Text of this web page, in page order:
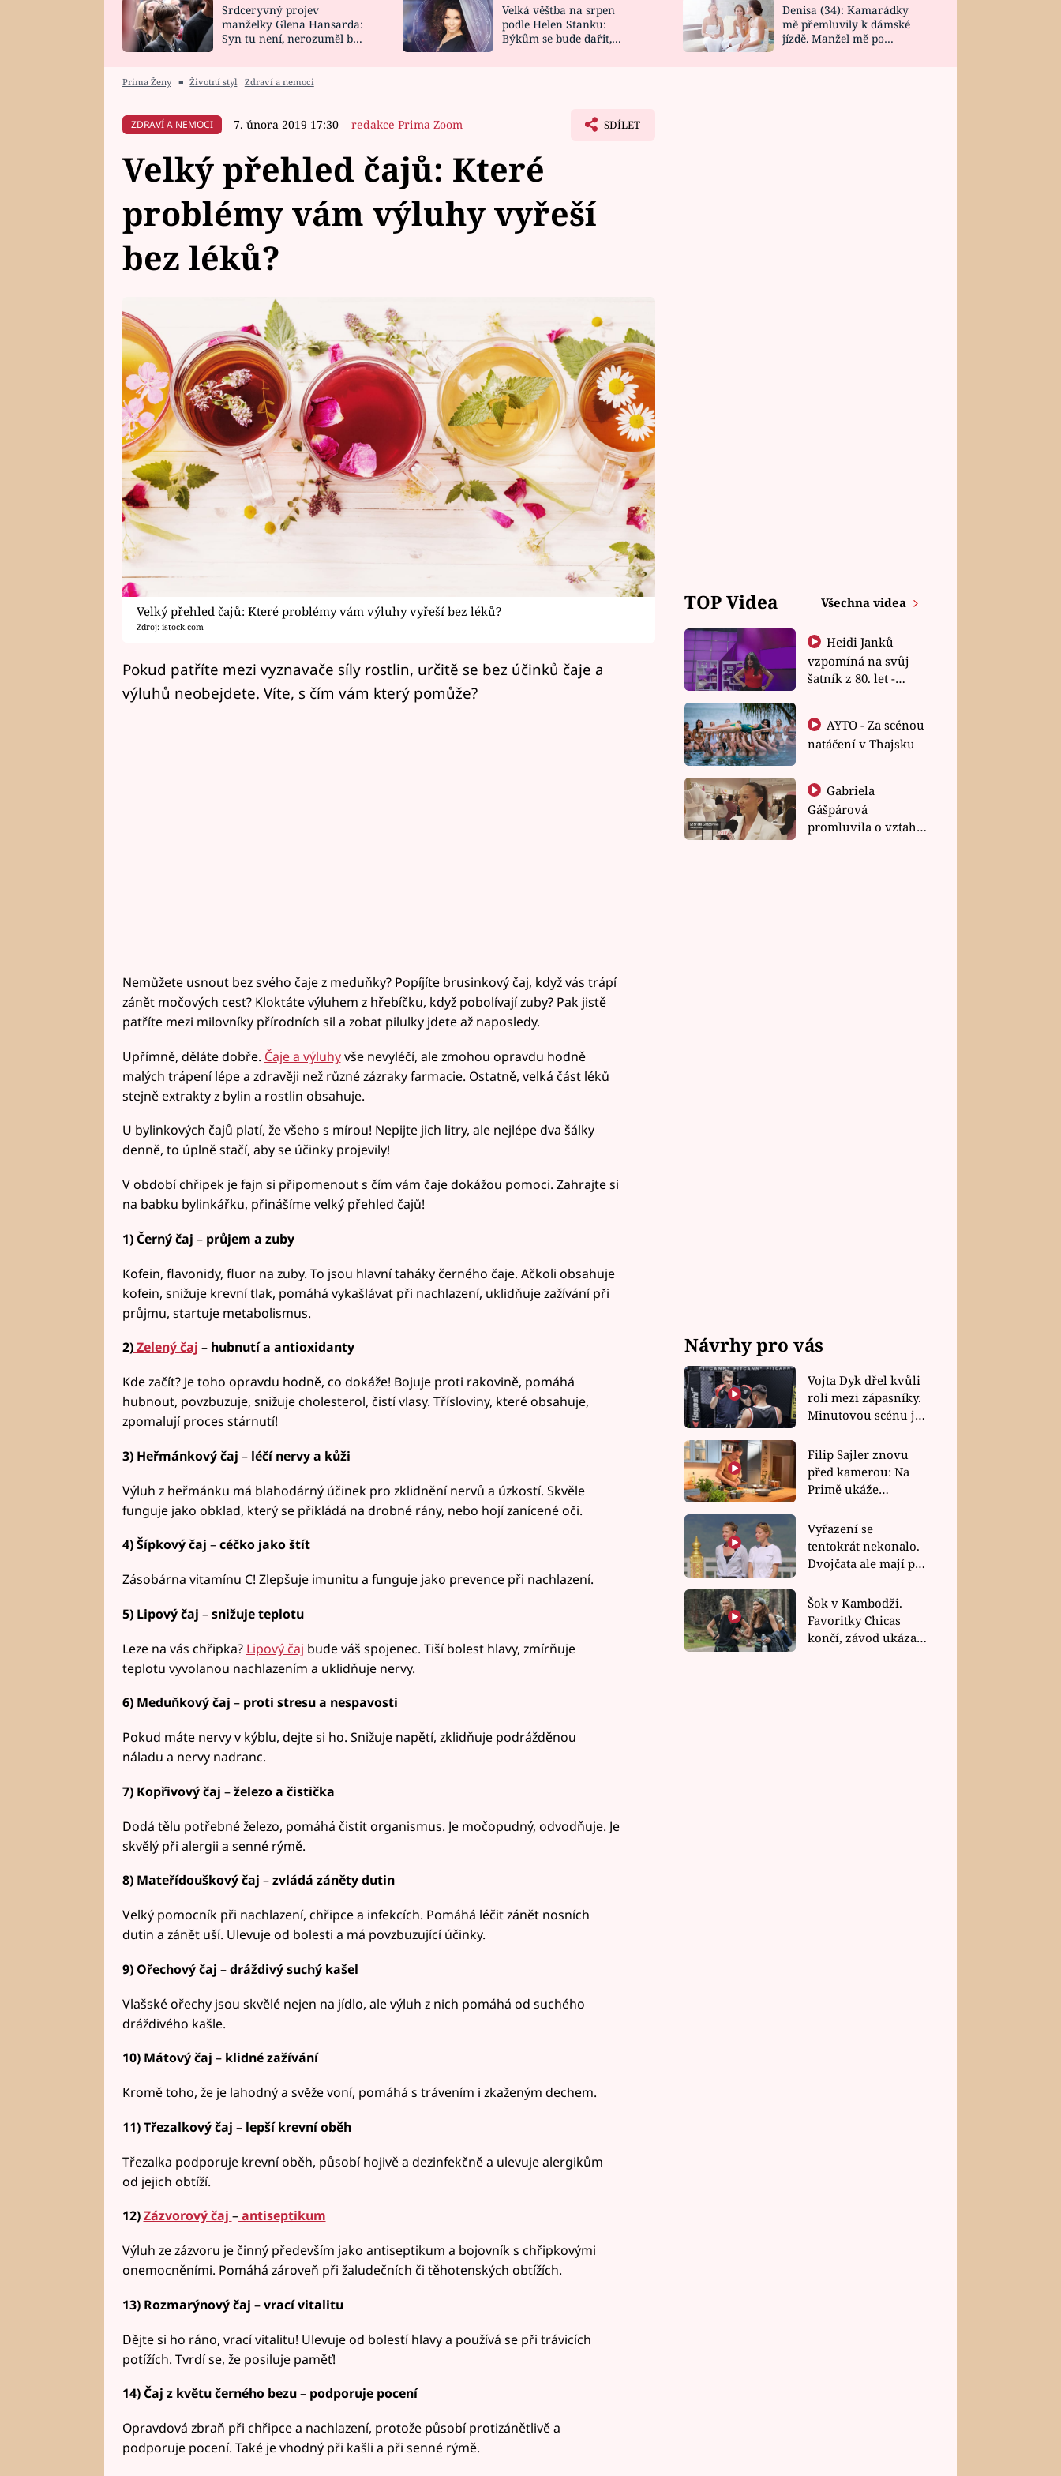
HOROSKOP NA
CELEBRITY
VAŘENÍ
NOVINKY
VIDEORECEPTY
DESIGN
Srdceryvný projev
manželky Glena Hansarda:
Syn tu není, nerozuměl by
Velká věštba na srpen
podle Helen Stanku:
Býkům se bude dařit,
Denisa (34): Kamarádky
mě přemluvily k dámské
jízdě. Manžel mě po
Prima Ženy ■ Životní styl Zdraví a nemoci
ZDRAVÍ A NEMOCI 7. února 2019 17:30 redakce Prima Zoom SDÍLET
Velký přehled čajů: Které
problémy vám výluhy vyřeší
bez léků?
Velký přehled čajů: Které problémy vám výluhy vyřeší bez léků?
Zdroj: istock.com
Pokud patříte mezi vyznavače síly rostlin, určitě se bez účinků čaje a
výluhů neobejdete. Víte, s čím vám který pomůže?
Nemůžete usnout bez svého čaje z meduňky? Popíjíte brusinkový čaj, když vás trápí
zánět močových cest? Kloktáte výluhem z hřebíčku, když pobolívají zuby? Pak jistě
patříte mezi milovníky přírodních sil a zobat pilulky jdete až naposledy.
Upřímně, děláte dobře. Čaje a výluhyvše nevyléčí, ale zmohou opravdu hodně
malých trápení lépe a zdravěji než různé zázraky farmacie. Ostatně, velká část léků
stejně extrakty z bylin a rostlin obsahuje.
U bylinkových čajů platí, že všeho s mírou! Nepijte jich litry, ale nejlépe dva šálky
denně, to úplně stačí, aby se účinky projevily!
V období chřipek je fajn si připomenout s čím vám čaje dokážou pomoci. Zahrajte si
na babku bylinkářku, přinášíme velký přehled čajů!
1) Černý čaj –průjem a zuby
Kofein, flavonidy, fluor na zuby. To jsou hlavní taháky černého čaje. Ačkoli obsahuje
kofein, snižuje krevní tlak, pomáhá vykašlávat při nachlazení, uklidňuje zažívání při
průjmu, startuje metabolismus.
2)Zelený čaj –hubnutí a antioxidanty
Kde začít? Je toho opravdu hodně, co dokáže! Bojuje proti rakovině, pomáhá
hubnout, povzbuzuje, snižuje cholesterol, čistí vlasy. Třísloviny, které obsahuje,
zpomalují proces stárnutí!
3) Heřmánkový čaj –léčí nervy a kůži
Výluh z heřmánku má blahodárný účinek pro zklidnění nervů a úzkostí. Skvěle
funguje jako obklad, který se přikládá na drobné rány, nebo hojí zanícené oči.
4) Šípkový čaj –céčko jako štít
Zásobárna vitamínu C! Zlepšuje imunitu a funguje jako prevence při nachlazení.
5) Lipový čaj –snižuje teplotu
Leze na vás chřipka? Lipový čaj bude váš spojenec. Tiší bolest hlavy, zmírňuje
teplotu vyvolanou nachlazením a uklidňuje nervy.
6) Meduňkový čaj –proti stresu a nespavosti
Pokud máte nervy v kýblu, dejte si ho. Snižuje napětí, zklidňuje podrážděnou
náladu a nervy nadranc.
7) Kopřivový čaj –železo a čistička
Dodá tělu potřebné železo, pomáhá čistit organismus. Je močopudný, odvodňuje. Je
skvělý při alergii a senné rýmě.
8) Mateřídouškový čaj –zvládá záněty dutin
Velký pomocník při nachlazení, chřipce a infekcích. Pomáhá léčit zánět nosních
dutin a zánět uší. Ulevuje od bolesti a má povzbuzující účinky.
9) Ořechový čaj –dráždivý suchý kašel
Vlašské ořechy jsou skvělé nejen na jídlo, ale výluh z nich pomáhá od suchého
dráždivého kašle.
10) Mátový čaj –klidné zažívání
Kromě toho, že je lahodný a svěže voní, pomáhá s trávením i zkaženým dechem.
11) Třezalkový čaj –lepší krevní oběh
Třezalka podporuje krevní oběh, působí hojivě a dezinfekčně a ulevuje alergikům
od jejich obtíží.
12)Zázvorový čaj –antiseptikum
Výluh ze zázvoru je činný především jako antiseptikum a bojovník s chřipkovými
onemocněními. Pomáhá zároveň při žaludečních či těhotenských obtížích.
13) Rozmarýnový čaj –vrací vitalitu
Dějte si ho ráno, vrací vitalitu! Ulevuje od bolestí hlavy a používá se při trávicích
potížích. Tvrdí se, že posiluje paměť!
14) Čaj z květu černého bezu–podporuje pocení
Opravdová zbraň při chřipce a nachlazení, protože působí protizánětlivě a
podporuje pocení. Také je vhodný při kašli a při senné rýmě.
TOP Videa Všechna videa
Heidi Janků
vzpomíná na svůj
šatník z 80. let -
natáčení v Thajsku
Gabriela
Gášpárová
promluvila o vztahu
Návrhy pro vás
Vojta Dyk dřel kvůli
roli mezi zápasníky.
Minutovou scénu jel
Filip Sajler znovu
před kamerou: Na
Primě ukáže
rychlé recepty
Vyřazení se
tentokrát nekonalo.
Dvojčata ale mají po
závodu nůž na krku
Šok v Kambodži.
Favoritky Chicas
končí, závod ukázal